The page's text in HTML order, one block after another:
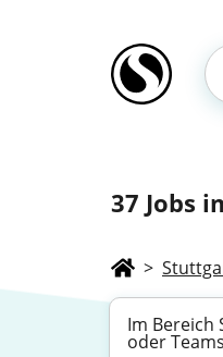
37 Jobs
>
Im Bereich
oder